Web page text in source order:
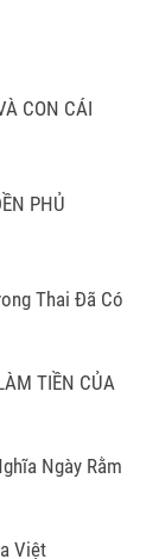
CON CÁI
PHỦ
Thai Đã Có
TIỀN CỦA
Ngày Rằm
Việt